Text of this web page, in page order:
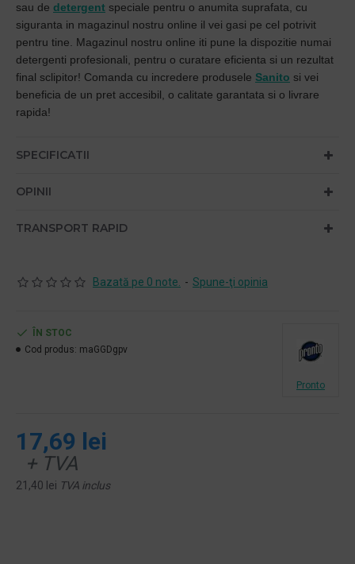
sau de detergent speciale pentru o anumita suprafata, cu
siguranta in magazinul nostru online il vei gasi pe cel potrivit
pentru tine. Magazinul nostru online iti pune la dispozitie numai
detergenti profesionali, pentru o curatare eficienta si un rezultat
final sclipitor! Comanda cu incredere produsele Sanito si vei
beneficia de un pret accesibil, o calitate garantata si o livrare
rapida!
SPECIFICATII
OPINII
TRANSPORT RAPID
Bazată pe 0 note. - Spune-ţi opinia
17,69 lei
+ TVA
21,40 lei TVA inclus
ÎN STOC
Cod produs: maGGDgpv
Pronto